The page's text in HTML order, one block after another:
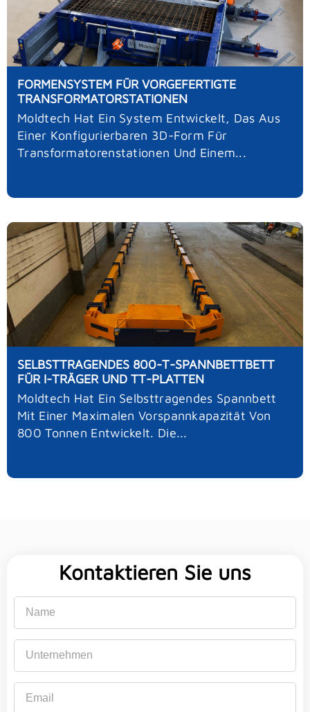
FORMENSYSTEM FÜR VORGEFERTIGTE
TRANSFORMATORSTATIONEN
Moldtech Hat Ein System Entwickelt, Das Aus
Einer Konfigurierbaren 3D-Form Für
Transformatorenstationen Und Einem...
SELBSTTRAGENDES 800-T-SPANNBETTBETT
FÜR I-TRÄGER UND TT-PLATTEN
Moldtech Hat Ein Selbsttragendes Spannbett
Mit Einer Maximalen Vorspannkapazität Von
800 Tonnen Entwickelt. Die...
Kontaktieren Sie uns